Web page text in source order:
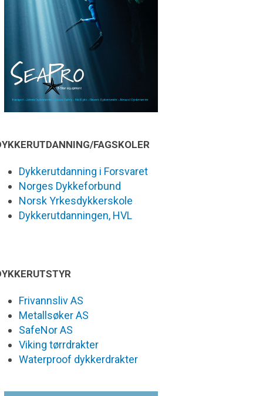
FAGSKOLER
Dykkerutdanning i Forsvaret
Norges Dykkeforbund
Norsk Yrkesdykkerskole
Dykkerutdanningen, HVL
Frivannsliv AS
Metallsøker AS
SafeNor AS
Viking tørrdrakter
Waterproof dykkerdrakter